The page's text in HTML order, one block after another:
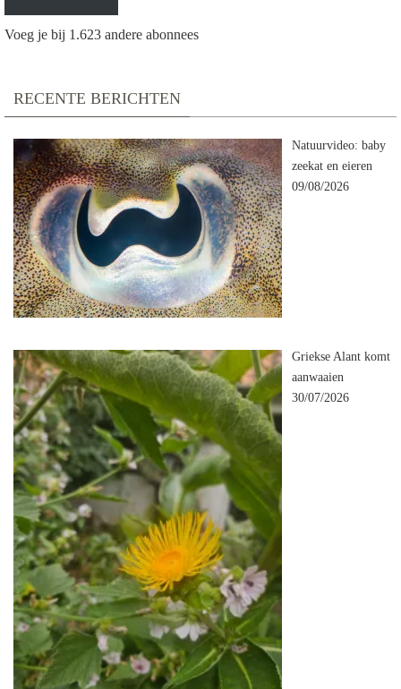
Voeg je bij 1.623 andere abonnees
RECENTE BERICHTEN
Natuurvideo: baby
zeekat en eieren
09/08/2026
Griekse Alant komt
aanwaaien
30/07/2026